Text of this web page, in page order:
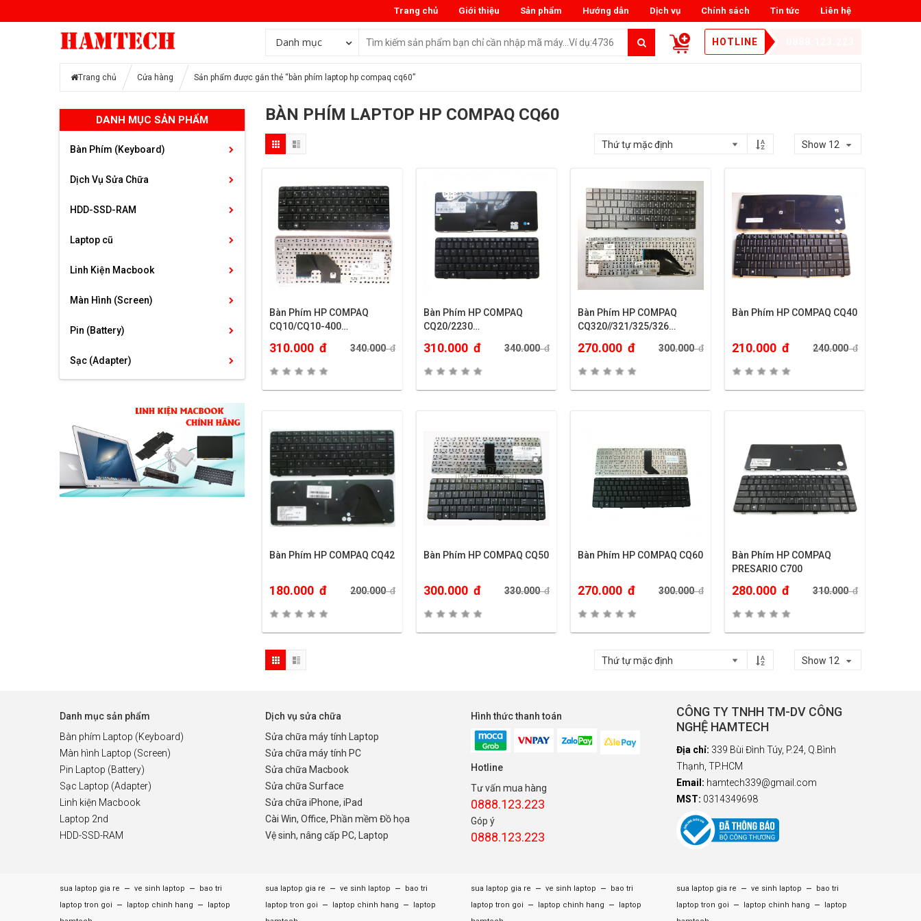
Liên hệ
Tin tức
Chính sách
Dịch vụ
Hướng dẫn
Sản phẩm
Giới thiệu
Trang chủ
Danh mục HOTLINE
Trang chủ Cửa hàng Sản phẩm được gắn thẻ “bàn phím laptop hp compaq cq60”
DANH MỤC SẢN PHẨM
Bàn Phím (Keyboard)
Dịch Vụ Sửa Chữa
HDD-SSD-RAM
Laptop cũ
Linh Kiện Macbook
Màn Hình (Screen)
Pin (Battery)
Sạc (Adapter)
BÀN PHÍM LAPTOP HP COMPAQ CQ60
Show 12
Bàn Phím HP COMPAQ
CQ10/CQ10-400…
310.000 đ 340.000đ
Bàn Phím HP COMPAQ
CQ20/2230…
310.000 đ 340.000đ
Bàn Phím HP COMPAQ
CQ320//321/325/326…
270.000 đ 300.000đ
Bàn Phím HP COMPAQ CQ40
210.000 đ 240.000đ
Bàn Phím HP COMPAQ CQ42
180.000 đ 200.000đ
Bàn Phím HP COMPAQ CQ50
300.000 đ 330.000đ
Bàn Phím HP COMPAQ CQ60
270.000 đ 300.000đ
Bàn Phím HP COMPAQ
PRESARIO C700
280.000 đ 310.000đ
Show 12
Danh mục sản phẩm
Bàn phím Laptop (Keyboard)
Màn hình Laptop (Screen)
Pin Laptop (Battery)
Sạc Laptop (Adapter)
Linh kiện Macbook
Laptop 2nd
HDD-SSD-RAM
Dịch vụ sửa chữa
Sửa chữa máy tính Laptop
Sửa chữa máy tính PC
Sửa chữa Macbook
Sửa chữa Surface
Sửa chữa iPhone, iPad
Cài Win, Office, Phần mềm Đồ họa
Vệ sinh, nâng cấp PC, Laptop
Hình thức thanh toán
Hotline
Tư vấn mua hàng
0888.123.223
Góp ý
0888.123.223
CÔNG TY TNHH TM-DV CÔNG
NGHỆ HAMTECH
Địa chỉ: 339 Bùi Đình Túy, P.24, Q.Bình
Thạnh, TP.HCM
Email: hamtech339@gmail.com
MST: 0314349698
sua laptop gia re – ve sinh laptop –
bao tri
laptop tron goi
– laptop chinh hang –
laptop
sua laptop gia re – ve sinh laptop –
bao tri
laptop tron goi
– laptop chinh hang –
laptop
sua laptop gia re – ve sinh laptop –
bao tri
laptop tron goi
– laptop chinh hang –
laptop
sua laptop gia re – ve sinh laptop –
bao tri
laptop tron goi
– laptop chinh hang –
laptop